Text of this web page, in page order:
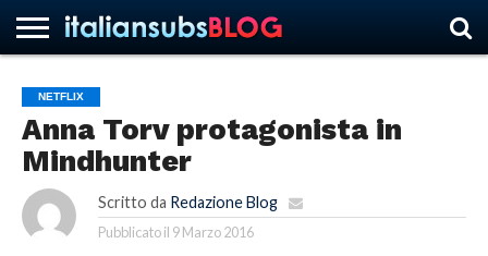
HOME
NEWS
ASCOLTI
RECENSIONI
INTERVISTE
CURIOSITÀ
CHI
SIAMO
CONTATTACI
FORUM
ITALIANSUBS
NETFLIX
Anna Torv protagonista in
Mindhunter
Scritto da Redazione Blog
Pubblicato il 9 Marzo 2016